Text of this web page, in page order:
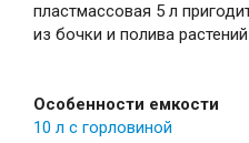
пластмассовая 5 л
из бочки и полива
Особенности емкости
10 л с горловиной